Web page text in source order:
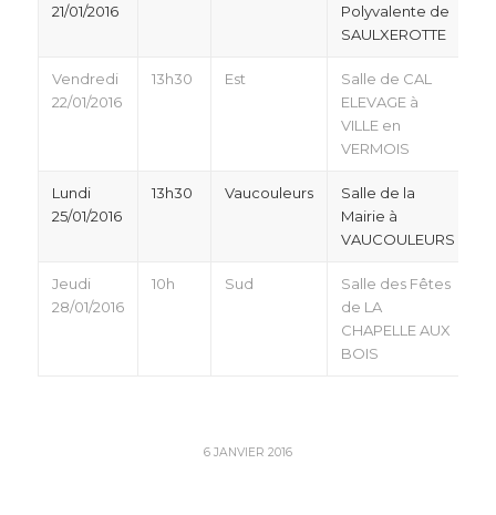
21/01/2016
Polyvalente de
SAULXEROTTE
Vendredi
22/01/2016
13h30 Est
Salle de CAL
ELEVAGE à
VILLE en
VERMOIS
Lundi
25/01/2016
13h30 Vaucouleurs
Salle de la
Mairie à
VAUCOULEURS
Jeudi
28/01/2016
10h Sud
Salle des Fêtes
de LA
CHAPELLE AUX
BOIS
6 JANVIER 2016